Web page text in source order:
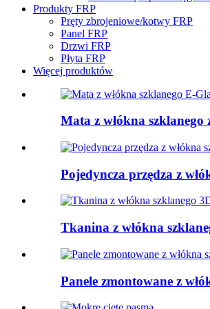
Produkty FRP
Pręty zbrojeniowe/kotwy FRP
Panel FRP
Drzwi FRP
Płyta FRP
Więcej produktów
Mata z włókna szklanego
Pojedyncza przędza z
Tkanina z włókna
Panele zmontowane z